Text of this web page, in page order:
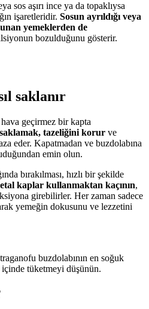
sos aşırı ince ya da topaklıysa
işaretleridir. Sosun ayrıldığı veya
yemeklerden de
bozulduğunu gösterir.
saklanır
geçirmez bir kapta
tazeliğini korur ve
eder. Kapatmadan ve buzdolabına
emin olun.
bırakılması, hızlı bir şekilde
kaplar kullanmaktan kaçının,
girebilirler. Her zaman sadece
yemeğin dokusunu ve lezzetini
buzdolabının en soğuk
içinde tüketmeyi düşünün.